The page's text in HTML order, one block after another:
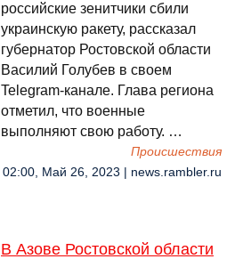
российские зенитчики сбили
украинскую ракету, рассказал
губернатор Ростовской области
Василий Голубев в своем
Telegram-канале. Глава региона
отметил, что военные
выполняют свою работу. …
Происшествия
02:00, Май 26, 2023 | news.rambler.ru
В Азове Ростовской области